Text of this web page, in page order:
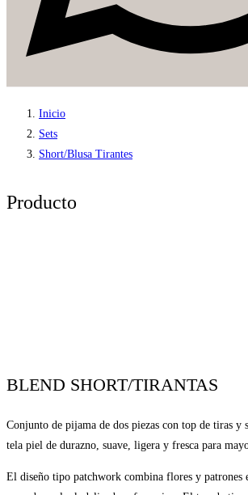
Inicio
Sets
Short/Blusa Tirantes
Producto
BLEND SHORT/TIRANTAS
Conjunto de pijama de dos piezas con top de tiras y
tela piel de durazno, suave, ligera y fresca para
El diseño tipo patchwork combina flores y patrones